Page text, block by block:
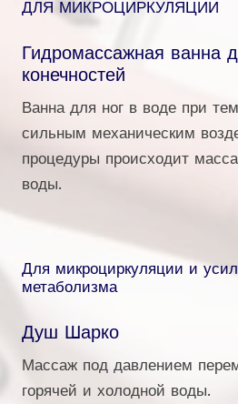
ДЛЯ МИКРОЦИРКУЛЯЦИИ
Гидромассажная ванна
конечностей
Ванна для ног в воде при
сильным механическим
процедуры происходит
воды.
Для микроциркуляции и
метаболизма
Душ Шарко
Массаж под давлением
горячей и холодной воды.